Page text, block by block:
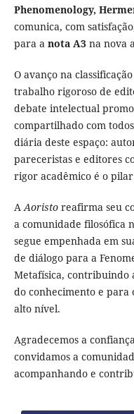
Phenomenology,
comunica, com
para a nota A3na nova
O avanço na
trabalho rigoroso de
debate intelectual
compartilhado com
diária deste espaço:
pareceristas e editores
rigor acadêmico é o
AAoristoreafirma seu
a comunidade filosófica
segue empenhada em
de diálogo para a
Metafísica, contribuindo
do conhecimento e para
alto nível.
Agradecemos a
convidamos a
acompanhando e